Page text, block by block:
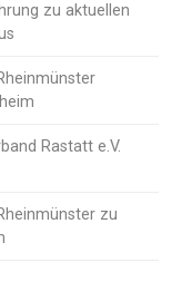
zu aktuellen
Rastatt e.V.
zu